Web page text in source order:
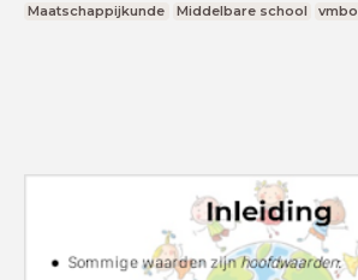
Maatschappijkunde Middelbare school vmbo